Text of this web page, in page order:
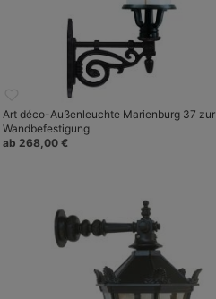
Art déco-Außenleuchte Marienburg 37 zur
Wandbefestigung
ab 268,00 €